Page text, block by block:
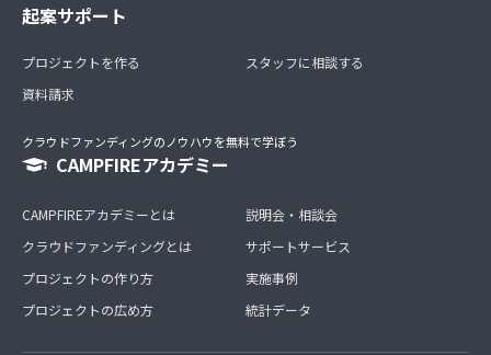
起案サポート
プロジェクトを作る
資料請求
スタッフに相談する
クラウドファンディングのノウハウを無料で学ぼう
CAMPFIREアカデミー
CAMPFIREアカデミーとは
クラウドファンディングとは
プロジェクトの作り方
プロジェクトの広め方
説明会・相談会
サポートサービス
実施事例
統計データ